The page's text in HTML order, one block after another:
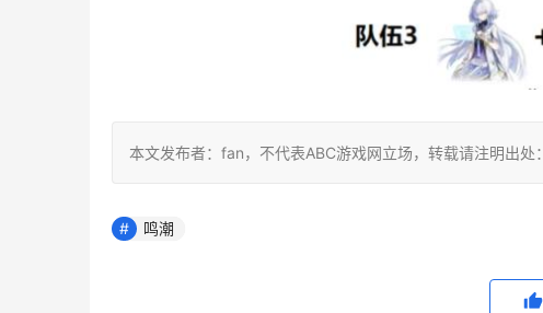
本文发布者：fan，不代表ABC游戏网立场，转载请注明出处：
鸣潮